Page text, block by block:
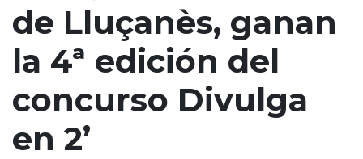
de Lluçanès, ganan
la 4ª edición del
concurso Divulga
en 2’